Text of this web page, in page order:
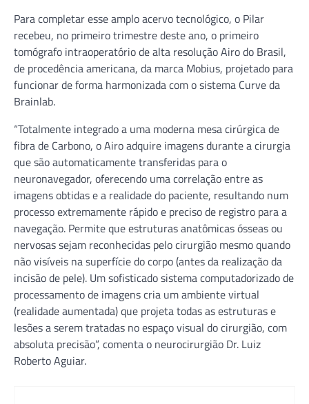
Para completar esse amplo acervo tecnológico, o Pilar
recebeu, no primeiro trimestre deste ano, o primeiro
tomógrafo intraoperatório de alta resolução Airo do Brasil,
de procedência americana, da marca Mobius, projetado para
funcionar de forma harmonizada com o sistema Curve da
Brainlab.
“Totalmente integrado a uma moderna mesa cirúrgica de
fibra de Carbono, o Airo adquire imagens durante a cirurgia
que são automaticamente transferidas para o
neuronavegador, oferecendo uma correlação entre as
imagens obtidas e a realidade do paciente, resultando num
processo extremamente rápido e preciso de registro para a
navegação. Permite que estruturas anatômicas ósseas ou
nervosas sejam reconhecidas pelo cirurgião mesmo quando
não visíveis na superfície do corpo (antes da realização da
incisão de pele). Um sofisticado sistema computadorizado de
processamento de imagens cria um ambiente virtual
(realidade aumentada) que projeta todas as estruturas e
lesões a serem tratadas no espaço visual do cirurgião, com
absoluta precisão”, comenta o neurocirurgião Dr. Luiz
Roberto Aguiar.